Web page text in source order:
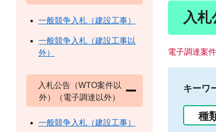
入札
電子調達案件
キーワ
種
一般競争入札（建設工事）
一般競争入札（建設工事以
外）
入札公告（WTO案件以
外）（電子調達以外）
一般競争入札（建設工事）